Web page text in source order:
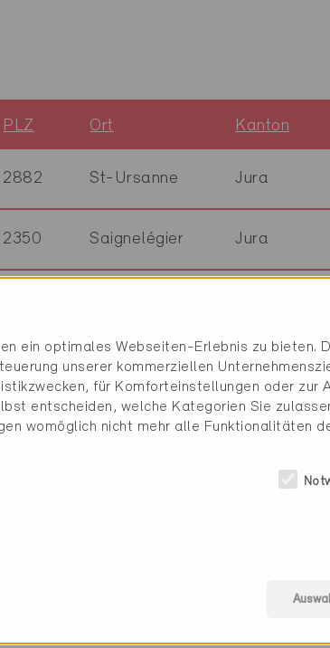
PLZ Ort Kanton
2882 St-Ursanne Jura
2350 Saignelégier Jura
2852 Courtételle Jura
2852 Courtételle Jura
ein optimales Webseiten-Erlebnis zu bieten.
unserer kommerziellen
für Komforteinstellungen oder zur
entscheiden, welche Kategorien Sie
womöglich nicht mehr alle Funktionalitäten